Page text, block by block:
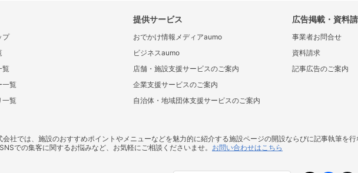
プ
覧
一覧
一覧
提供サービス
おでかけ情報メディアaumo
ビジネスaumo
店舗・施設支援サービスのご案内
企業支援サービスのご案内
自治体・地域団体支援サービスのご案内
広告掲載・資料
事業者お問合せ
資料請求
記事広告のご案内
社では、施設のおすすめポイントやメニューなどを魅力的に紹介する施設ページの開設ならびに記事執筆を行
での集客に関するお悩みなど、お気軽にご相談くださいませ。 お問い合わせはこちら